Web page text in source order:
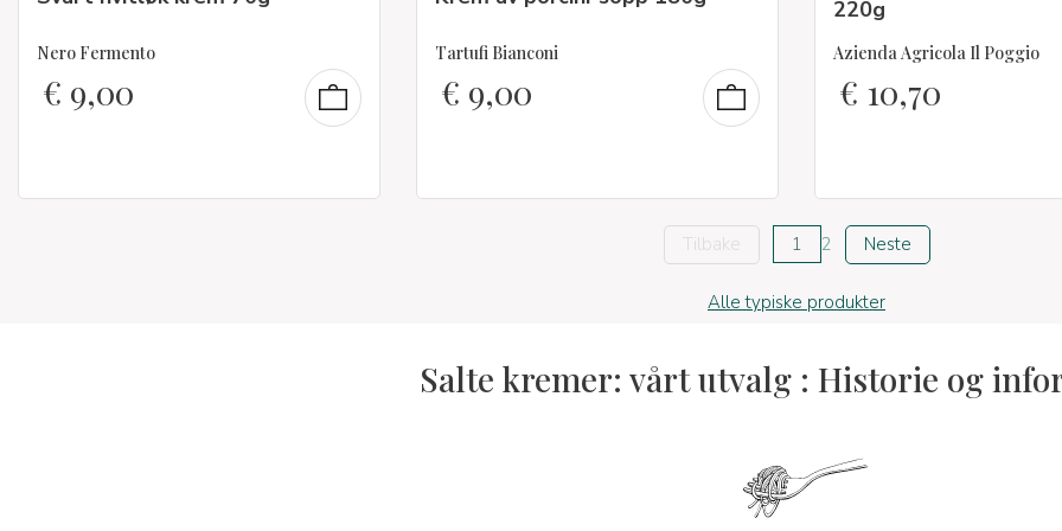
Nero Fermento
€ 9,00
Tartufi Bianconi
€ 9,00
220g
Azienda Agricola Il Poggio
€ 10,70
Tilbake 1 2 Neste
Alle typiske produkter
Salte kremer: vårt utvalg : Historie og